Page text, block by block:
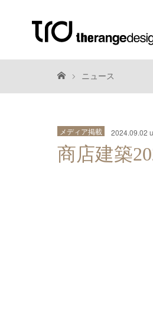
ニュース
メディア掲載 2024.09.02
商店建築